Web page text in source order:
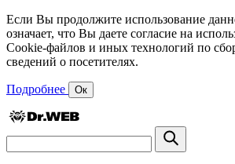
Если Вы продолжите использование
означает, что Вы даете согласие на
Cookie-файлов и иных технологий по
сведений о посетителях.
Подробнее Ок